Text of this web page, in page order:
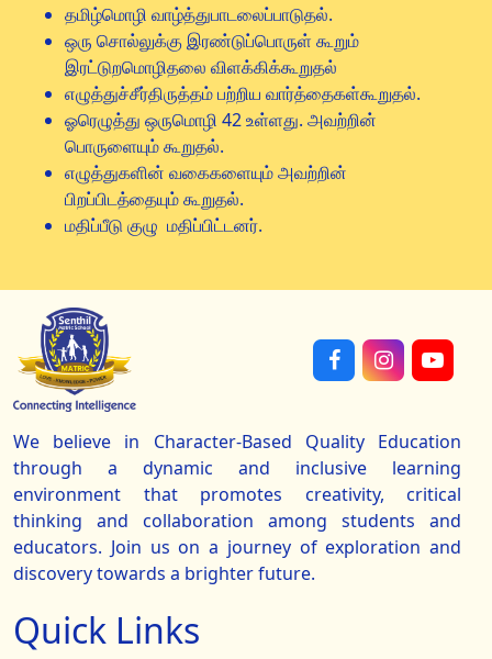
தமிழ்மொழி வாழ்த்துபாடலைப்பாடுதல்.
ஒரு சொல்லுக்கு இரண்டுப்பொருள் கூறும்
இரட்டுறமொழிதலை விளக்கிக்கூறுதல்
எழுத்துச்சீர்திருத்தம் பற்றிய வார்த்தைகள்கூறுதல்.
ஓரெழுத்து ஒருமொழி 42 உள்ளது. அவற்றின்
பொருளையும் கூறுதல்.
எழுத்துகளின் வகைகளையும் அவற்றின்
பிறப்பிடத்தையும் கூறுதல்.
மதிப்பீடு குழு மதிப்பிட்டனர்.
We believe in Character-Based Quality Education
through a dynamic and inclusive learning
environment that promotes creativity, critical
thinking and collaboration among students and
educators. Join us on a journey of exploration and
discovery towards a brighter future.
Quick Links